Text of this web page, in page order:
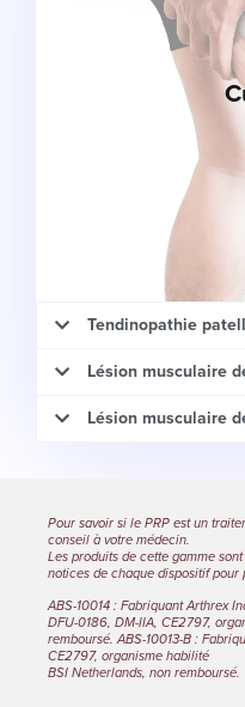
Ostéo-articulaire
Boutique Patient
Tendinopathie
Lésion musculaire
Lésion musculaire
Pour savoir si le PRP est un
conseil à votre médecin.
Les produits de cette gamme
notices de chaque dispositif pour
ABS-10014 : Fabriquant Arthrex
DFU-0186, DM-IIA, CE2797,
remboursé. ABS-10013-B :
CE2797, organisme habilité
BSI Netherlands, non remboursé.